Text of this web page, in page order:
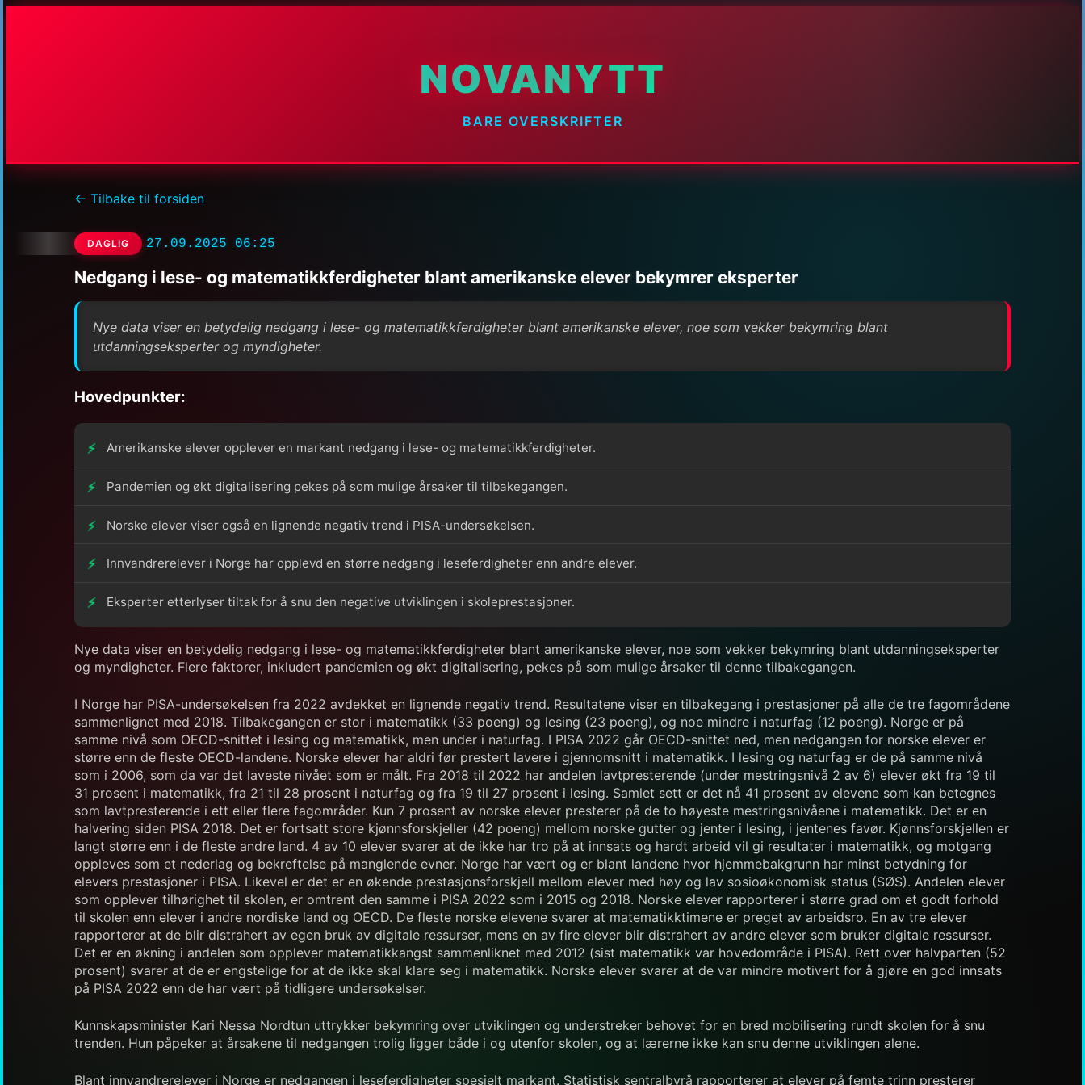
NOVANYTT
BARE OVERSKRIFTER
← Tilbake til forsiden
DAGLIG 27.09.2025 06:25
Nedgang i lese- og matematikkferdigheter blant amerikanske elever bekymrer eksperter
Nye data viser en betydelig nedgang i lese- og matematikkferdigheter blant amerikanske elever, noe som vekker bekymring blant
utdanningseksperter og myndigheter.
Hovedpunkter:
Amerikanske elever opplever en markant nedgang i lese- og matematikkferdigheter.
Pandemien og økt digitalisering pekes på som mulige årsaker til tilbakegangen.
Norske elever viser også en lignende negativ trend i PISA-undersøkelsen.
Innvandrerelever i Norge har opplevd en større nedgang i leseferdigheter enn andre elever.
Eksperter etterlyser tiltak for å snu den negative utviklingen i skoleprestasjoner.
Nye data viser en betydelig nedgang i lese- og matematikkferdigheter blant amerikanske elever, noe som vekker bekymring blant utdanningseksperter
og myndigheter. Flere faktorer, inkludert pandemien og økt digitalisering, pekes på som mulige årsaker til denne tilbakegangen.
I Norge har PISA-undersøkelsen fra 2022 avdekket en lignende negativ trend. Resultatene viser en tilbakegang i prestasjoner på alle de tre fagområdene
sammenlignet med 2018. Tilbakegangen er stor i matematikk (33 poeng) og lesing (23 poeng), og noe mindre i naturfag (12 poeng). Norge er på
samme nivå som OECD-snittet i lesing og matematikk, men under i naturfag. I PISA 2022 går OECD-snittet ned, men nedgangen for norske elever er
større enn de fleste OECD-landene. Norske elever har aldri før prestert lavere i gjennomsnitt i matematikk. I lesing og naturfag er de på samme nivå
som i 2006, som da var det laveste nivået som er målt. Fra 2018 til 2022 har andelen lavtpresterende (under mestringsnivå 2 av 6) elever økt fra 19 til
31 prosent i matematikk, fra 21 til 28 prosent i naturfag og fra 19 til 27 prosent i lesing. Samlet sett er det nå 41 prosent av elevene som kan betegnes
som lavtpresterende i ett eller flere fagområder. Kun 7 prosent av norske elever presterer på de to høyeste mestringsnivåene i matematikk. Det er en
halvering siden PISA 2018. Det er fortsatt store kjønnsforskjeller (42 poeng) mellom norske gutter og jenter i lesing, i jentenes favør. Kjønnsforskjellen er
langt større enn i de fleste andre land. 4 av 10 elever svarer at de ikke har tro på at innsats og hardt arbeid vil gi resultater i matematikk, og motgang
oppleves som et nederlag og bekreftelse på manglende evner. Norge har vært og er blant landene hvor hjemmebakgrunn har minst betydning for
elevers prestasjoner i PISA. Likevel er det er en økende prestasjonsforskjell mellom elever med høy og lav sosioøkonomisk status (SØS). Andelen elever
som opplever tilhørighet til skolen, er omtrent den samme i PISA 2022 som i 2015 og 2018. Norske elever rapporterer i større grad om et godt forhold
til skolen enn elever i andre nordiske land og OECD. De fleste norske elevene svarer at matematikktimene er preget av arbeidsro. En av tre elever
rapporterer at de blir distrahert av egen bruk av digitale ressurser, mens en av fire elever blir distrahert av andre elever som bruker digitale ressurser.
Det er en økning i andelen som opplever matematikkangst sammenliknet med 2012 (sist matematikk var hovedområde i PISA). Rett over halvparten (52
prosent) svarer at de er engstelige for at de ikke skal klare seg i matematikk. Norske elever svarer at de var mindre motivert for å gjøre en god innsats
på PISA 2022 enn de har vært på tidligere undersøkelser.
Kunnskapsminister Kari Nessa Nordtun uttrykker bekymring over utviklingen og understreker behovet for en bred mobilisering rundt skolen for å snu
trenden. Hun påpeker at årsakene til nedgangen trolig ligger både i og utenfor skolen, og at lærerne ikke kan snu denne utviklingen alene.
Blant innvandrerelever i Norge er nedgangen i leseferdigheter spesielt markant. Statistisk sentralbyrå rapporterer at elever på femte trinn presterer